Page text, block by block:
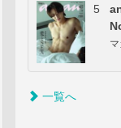
5
一覧へ